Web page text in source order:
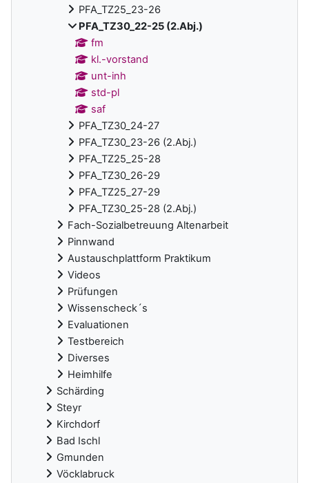
PFA_TZ25_23-26
PFA_TZ30_22-25 (2.Abj.)
fm
kl.-vorstand
unt-inh
std-pl
saf
PFA_TZ30_24-27
PFA_TZ30_23-26 (2.Abj.)
PFA_TZ25_25-28
PFA_TZ30_26-29
PFA_TZ25_27-29
PFA_TZ30_25-28 (2.Abj.)
Fach-Sozialbetreuung Altenarbeit
Pinnwand
Austauschplattform Praktikum
Videos
Prüfungen
Wissenscheck´s
Evaluationen
Testbereich
Diverses
Heimhilfe
Schärding
Steyr
Kirchdorf
Bad Ischl
Gmunden
Vöcklabruck